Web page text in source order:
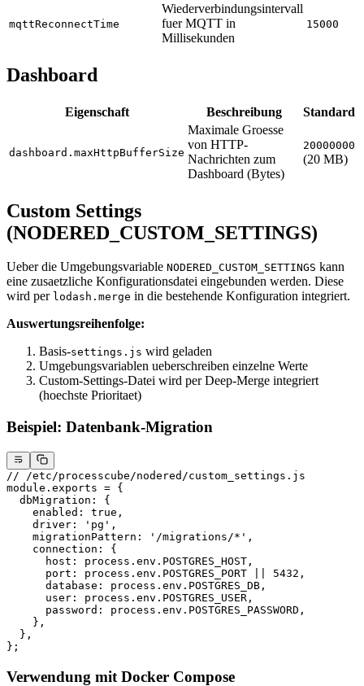
mqttReconnectTime
Wiederverbindungsintervall
fuer MQTT in
Millisekunden
15000
Dashboard
Eigenschaft Beschreibung Standard
dashboard.maxHttpBufferSize
Maximale Groesse
von HTTP-
Nachrichten zum
Dashboard (Bytes)
20000000
(20 MB)
Custom Settings
(NODERED_CUSTOM_SETTINGS)
Ueber die Umgebungsvariable NODERED_CUSTOM_SETTINGS kann
eine zusaetzliche Konfigurationsdatei eingebunden werden. Diese
wird per lodash.merge in die bestehende Konfiguration integriert.
Auswertungsreihenfolge:
Basis-settings.js wird geladen
Umgebungsvariablen ueberschreiben einzelne Werte
Custom-Settings-Datei wird per Deep-Merge integriert
(hoechste Prioritaet)
Beispiel: Datenbank-Migration
// /etc/processcube/nodered/custom_settings.js
module . exports = {
  dbMigration: {
    enabled:
true ,
    driver:
'pg' ,
    migrationPattern:
'/migrations/*' ,
    connection: {
      host: process.env.
POSTGRES_HOST ,
      port: process.env.
POSTGRES_PORT 5432 ,
      database: process.env.
POSTGRES_DB ,
      user: process.env.
POSTGRES_USER ,
      password: process.env.
POSTGRES_PASSWORD ,
    },
  },
};
Verwendung mit Docker Compose